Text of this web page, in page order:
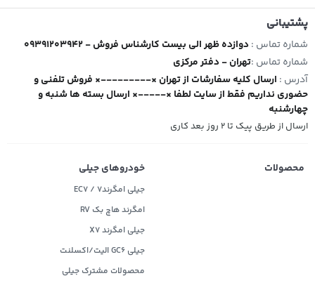
پشتیبانی
شماره تماس : 09391203942 - دوازده ظهر الی بیست کارشناس فروش
شماره تماس :تهران - دفتر مرکزی
آدرس : ارسال کلیه سفارشات از تهران ×---------× فروش تلفنی و
حضوری نداریم فقط از سایت لطفا ×-----× ارسال بسته ها شنبه و
چهارشنبه
ارسال از طریق پیک تا ۲ روز بعد کاری
محصولات خودروهای جیلی
جیلی امگرند۷ / EC7
امگرند هاچ بک RV
جیلی امگرند X7
جیلی GC6 الیت/اکسلنت
محصولات مشترک جیلی